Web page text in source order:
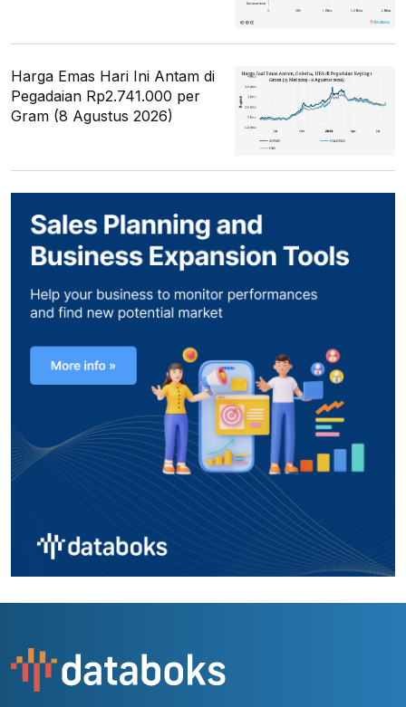
Harga Emas Hari Ini Antam di
Pegadaian Rp2.741.000 per
Gram (8 Agustus 2026)